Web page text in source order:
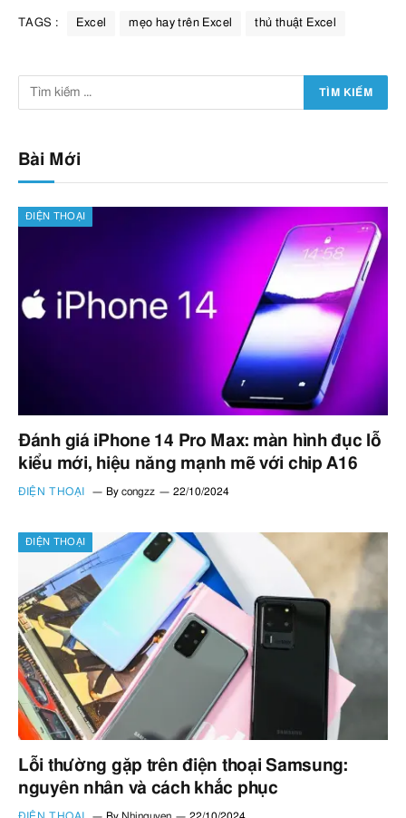
TAGS : Excel mẹo hay trên Excel thủ thuật Excel
Bài Mới
ĐIỆN THOẠI
Đánh giá iPhone 14 Pro Max: màn hình đục lỗ
kiểu mới, hiệu năng mạnh mẽ với chip A16
ĐIỆN THOẠI By congzz 22/10/2024
ĐIỆN THOẠI
Lỗi thường gặp trên điện thoại Samsung:
nguyên nhân và cách khắc phục